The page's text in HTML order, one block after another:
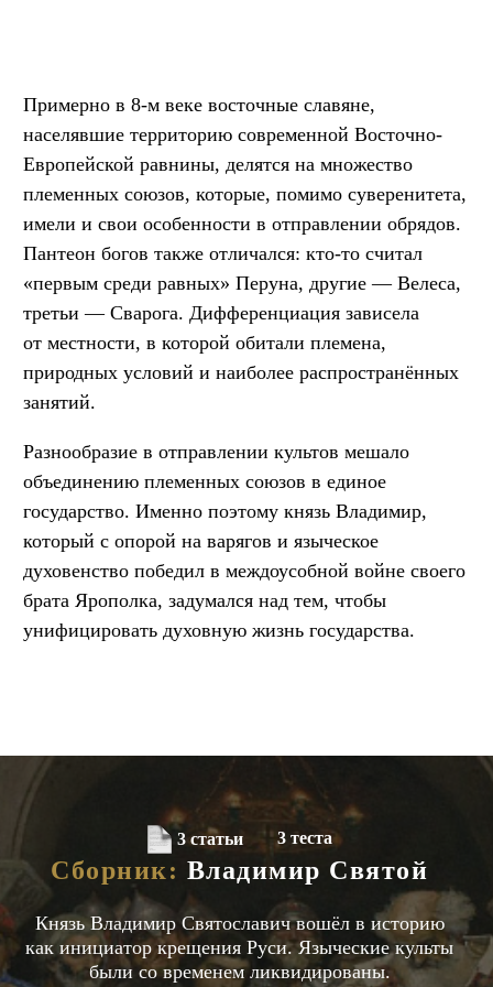
Примерно в 8-м веке восточные славяне,
населявшие территорию современной Восточно-
Европейской равнины, делятся на множество
племенных союзов, которые, помимо суверенитета,
имели и свои особенности в отправлении обрядов.
Пантеон богов также отличался: кто-то считал
«первым среди равных» Перуна, другие — Велеса,
третьи — Сварога. Дифференциация зависела
от местности, в которой обитали племена,
природных условий и наиболее распространённых
занятий.
Разнообразие в отправлении культов мешало
объединению племенных союзов в единое
государство. Именно поэтому князь Владимир,
который с опорой на варягов и языческое
духовенство победил в междоусобной войне своего
брата Ярополка, задумался над тем, чтобы
унифицировать духовную жизнь государства.
3 статьи 3 теста
Сборник: Владимир Святой
Князь Владимир Святославич вошёл в историю
как инициатор крещения Руси. Языческие культы
были со временем ликвидированы.